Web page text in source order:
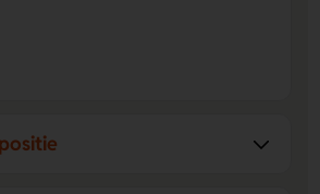
bedrukking op het doosje of een
en